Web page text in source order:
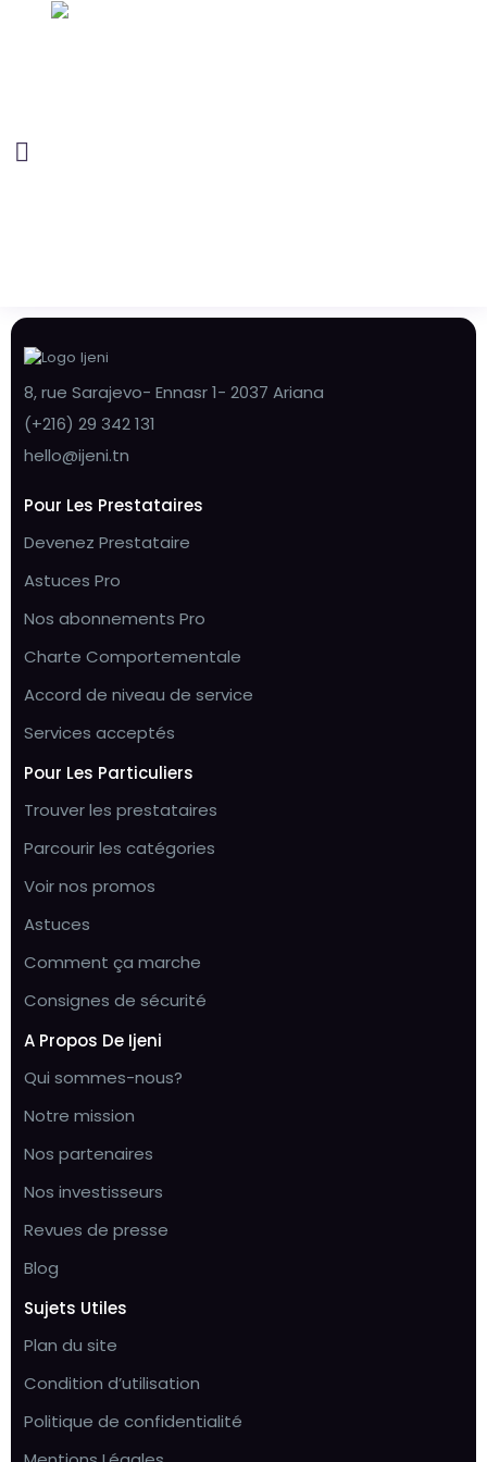
8, rue Sarajevo- Ennasr 1- 2037 Ariana
(+216) 29 342 131
hello@ijeni.tn
Pour Les Prestataires
Devenez Prestataire
Astuces Pro
Nos abonnements Pro
Charte Comportementale
Accord de niveau de service
Services acceptés
Pour Les Particuliers
Trouver les prestataires
Parcourir les catégories
Voir nos promos
Astuces
Comment ça marche
Consignes de sécurité
A Propos De Ijeni
Qui sommes-nous?
Notre mission
Nos partenaires
Nos investisseurs
Revues de presse
Blog
Sujets Utiles
Plan du site
Condition d’utilisation
Politique de confidentialité